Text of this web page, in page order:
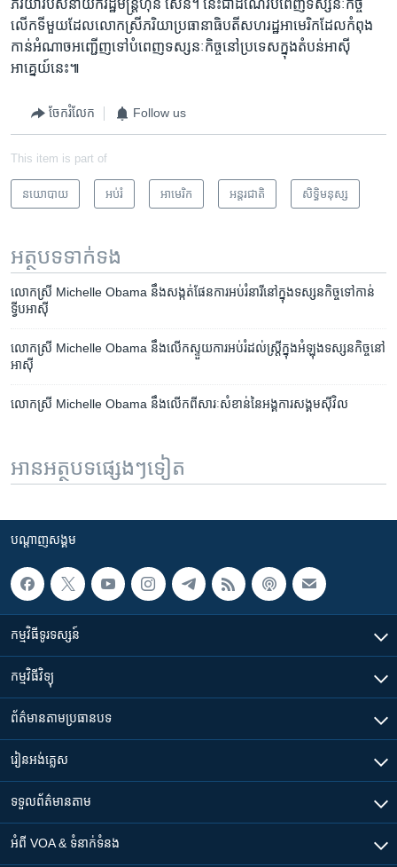
ភរិយា​របស់​នាយករដ្ឋ​មន្រ្តី​ហ៊ុន ​សែន។​ នេះ​ជា​ដំណើរ​បំពេញ​ទស្សនៈ​កិច្ច​
លើក​ទី​មួយ​ដែល​លោកស្រី​ភរិយា​ប្រធានា​ធិបតីសហរដ្ឋ​អាមេរិក​ដែល​កំពុង​
កាន់​អំណាច​អញ្ជើញ​ទៅ​បំពេញ​ទស្សនៈ​កិច្ចនៅ​ប្រទេស​ក្នុង​តំបន់​អាស៊ី​
អាគ្នេយ៍​នេះ៕
ចែករំលែក Follow us
This item is part of
នយោបាយ អប់រំ អាមេរិក​ អន្តរជាតិ សិទ្ធិ​មនុស្ស
អត្ថបទ​ទាក់ទង
លោក​ស្រី​ Michelle​ Obama​ នឹង​សង្កត់​ផែនការ​អប់រំ​នារី​នៅ​ក្នុង​ទស្សនកិច្ច​ទៅ​កាន់​
ទ្វីប​អាស៊ី
លោកស្រី Michelle Obama នឹង​លើក​ស្ទួយ​ការ​អប់រំ​ដល់​ស្ត្រី​ក្នុង​អំឡុង​ទស្សនកិច្ច​នៅ​
អាស៊ី
លោកស្រី Michelle Obama នឹង​លើក​ពី​សារៈសំខាន់​នៃ​អង្គការ​សង្គម​ស៊ីវិល
អានអត្ថបទផ្សេងៗទៀត
បណ្តាញ​សង្គម
កម្មវិធី​ទូរទស្សន៍
កម្មវិធី​វិទ្យុ
ព័ត៌មាន​តាមប្រធានបទ​
រៀន​​អង់គ្លេស
ទទួល​ព័ត៌មាន​តាម
អំពី​ VOA & ទំនាក់ទំនង